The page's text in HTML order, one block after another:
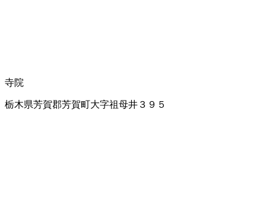
寺院
栃木県芳賀郡芳賀町大字祖母井３９５